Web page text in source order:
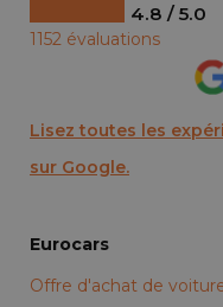
4.8 / 5.0
1152 évaluations
Lisez toutes les
sur Google.
Eurocars
Offre d'achat de